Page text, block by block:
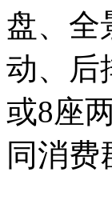
盘、全
动、后
或8座
同消费